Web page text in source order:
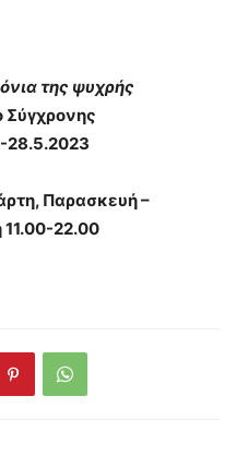
της ψυχρής
Σύγχρονης
28.5.2023
Παρασκευή –
11.00-22.00